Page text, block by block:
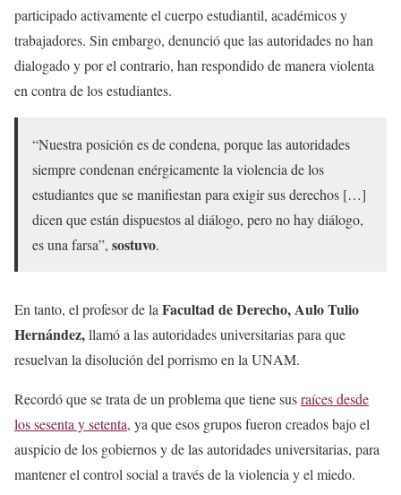
participado activamente el cuerpo estudiantil, académicos y
trabajadores. Sin embargo, denunció que las autoridades no han
dialogado y por el contrario, han respondido de manera violenta
en contra de los estudiantes.
“Nuestra posición es de condena, porque las autoridades
siempre condenan enérgicamente la violencia de los
estudiantes que se manifiestan para exigir sus derechos […]
dicen que están dispuestos al diálogo, pero no hay diálogo,
es una farsa”, sostuvo.
En tanto, el profesor de la Facultad de Derecho, Aulo Tulio
Hernández,llamó a las autoridades universitarias para que
resuelvan la disolución del porrismo en la UNAM.
Recordó que se trata de un problema que tiene susraíces desde
los sesenta y setenta, ya que esos grupos fueron creados bajo el
auspicio de los gobiernos y de las autoridades universitarias, para
mantener el control social a través de la violencia y el miedo.